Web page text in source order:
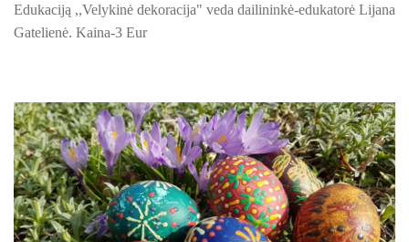
PROJEKTAS ,,KULTŪROS SKŪNĖ". Keramikos dirbtuvės
ES PROJEKTAS GENIUS LOCI. Vydūno šviesos festivalis.
ES PROJEKTAS GENIUS LOCI. Vydūno šviesos festivalis.
ES PROJEKTAS GENIUS LOCI. Įrengtas Vydūno suolelis
Edukaciją ,,Velykinė dekoracija" veda dailininkė-edukatorė Lijana
Gatelienė. Kaina-3 Eur